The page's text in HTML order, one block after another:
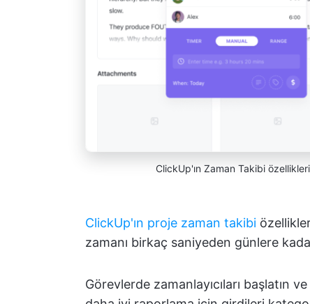
ClickUp'ın Zaman Takibi
ClickUp'ın proje zaman takibi
zamanı birkaç saniyeden günlere
Görevlerde zamanlayıcıları başlatın